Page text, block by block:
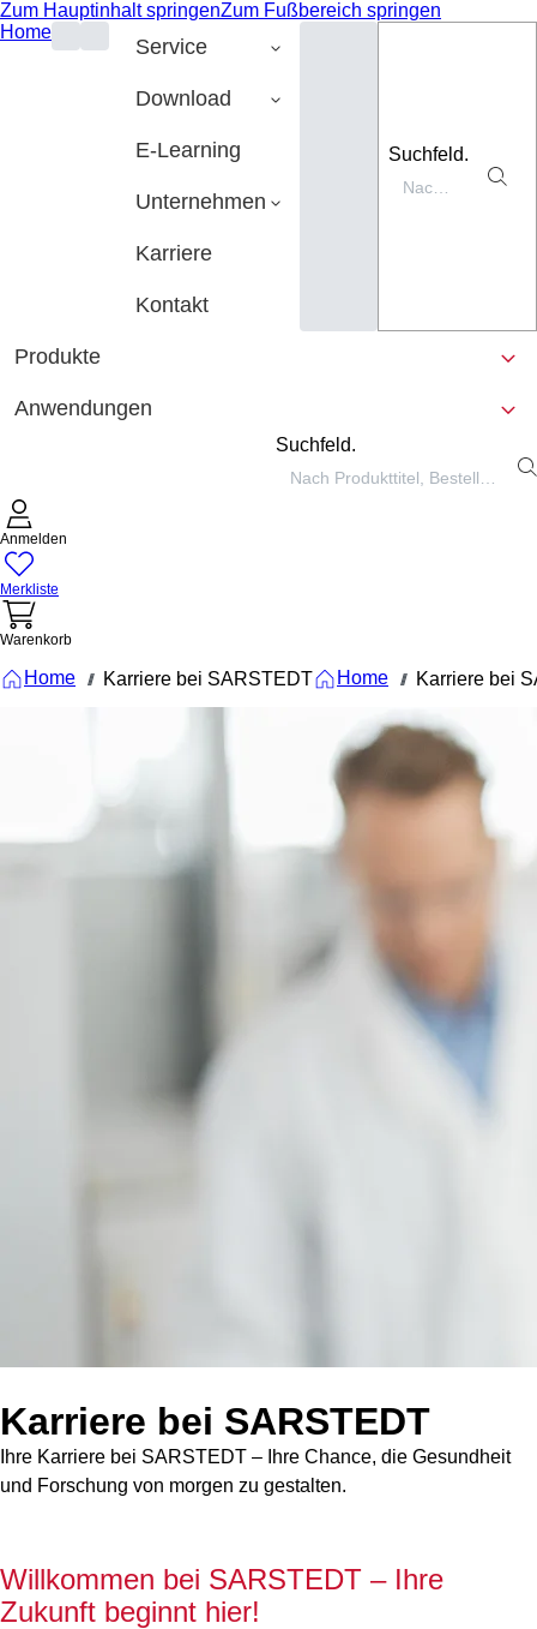
Zum Hauptinhalt springenZum Fußbereich springen
Home
Service
Download
E-Learning
Unternehmen
Karriere
Kontakt
Suchfeld.
Produkte
Anwendungen
Suchfeld.
Anmelden
Merkliste
Warenkorb
Home /// Karriere bei SARSTEDT Home /// Karriere bei
Karriere bei SARSTEDT
Ihre Karriere bei SARSTEDT – Ihre Chance, die Gesundheit
und Forschung von morgen zu gestalten.
Willkommen bei SARSTEDT – Ihre
Zukunft beginnt hier!